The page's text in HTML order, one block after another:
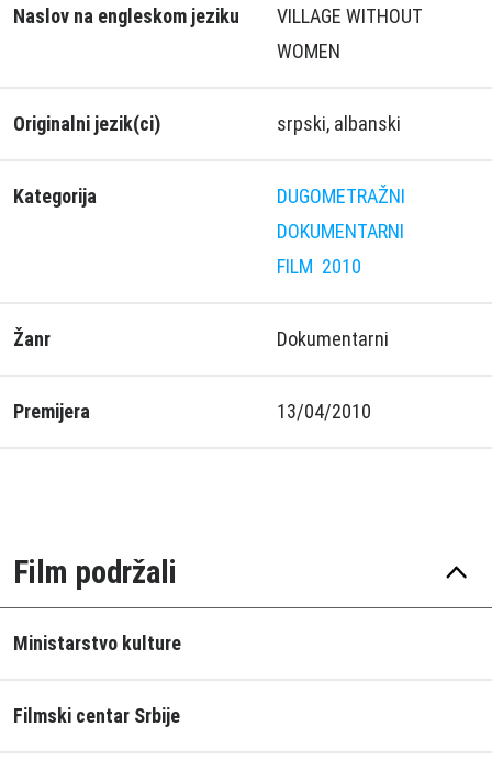
Naslov na engleskom jeziku
VILLAGE WITHOUT
WOMEN
Originalni jezik(ci) srpski, albanski
Kategorija
DUGOMETRAŽNI
DOKUMENTARNI
FILM 2010
Žanr Dokumentarni
Premijera 13/04/2010
Film podržali
Ministarstvo kulture
Filmski centar Srbije